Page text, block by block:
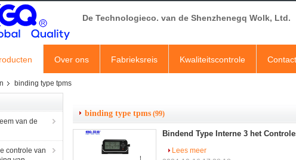
De Technologieco. van de Shenzhenegq Wolk, Ltd.
Over ons Fabrieksreis Kwaliteitscontrole
binding type tpms
van de
controle van
binding type tpms (99)
Bindend Type Interne 3 het
Lees meer